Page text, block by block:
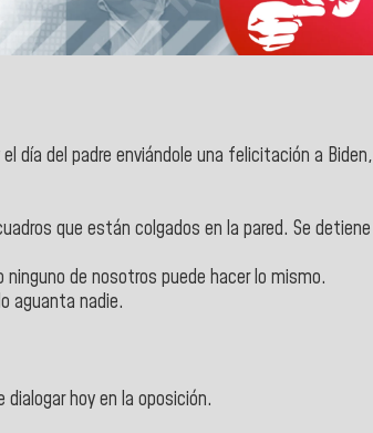
día del padre enviándole una felicitación a Biden,
que están colgados en la pared. Se detiene
de nosotros puede hacer lo mismo.
aguanta nadie.
hoy en la oposición.